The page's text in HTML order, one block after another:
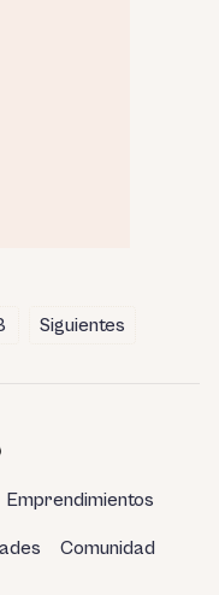
Siguientes
Emprendimientos
Comunidad